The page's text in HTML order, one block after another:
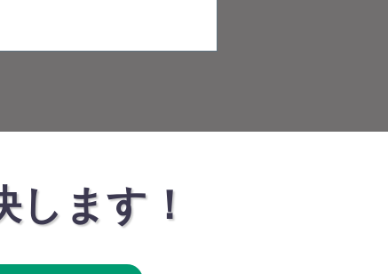
ます！